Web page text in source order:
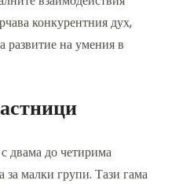
конкурентния дух,
развитие на умения в
двама до четирима
за малки групи. Тази гама